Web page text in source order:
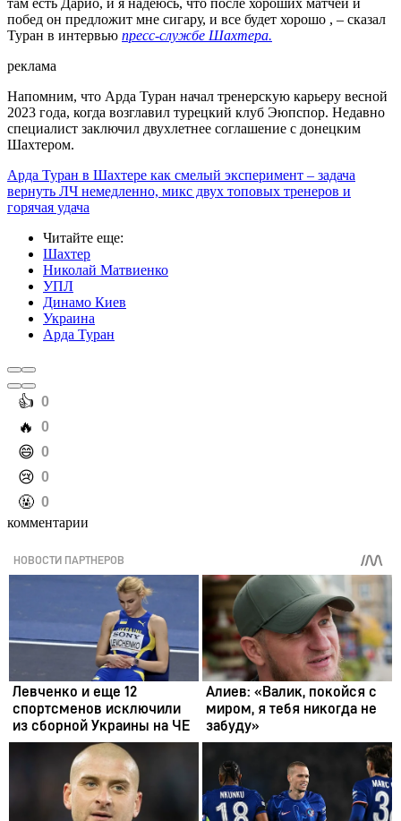
там есть Дарио, и я надеюсь, что после хороших матчей и
побед он предложит мне сигару, и все будет хорошо , – сказал
Туран в интервью пресс-службе Шахтера.
реклама
Напомним, что Арда Туран начал тренерскую карьеру весной
2023 года, когда возглавил турецкий клуб Эюпспор. Недавно
специалист заключил двухлетнее соглашение с донецким
Шахтером.
Арда Туран в Шахтере как смелый эксперимент – задача
вернуть ЛЧ немедленно, микс двух топовых тренеров и
горячая удача
Читайте еще:
Шахтер
Николай Матвиенко
УПЛ
Динамо Киев
Украина
Арда Туран
️👍 0
️🔥 0
️😄 0
️😢 0
️🤬 0
комментарии